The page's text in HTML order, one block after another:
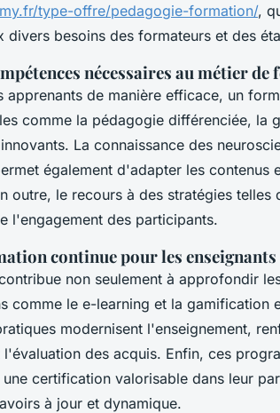
type-offre/pedagogie-formation/,
besoins des formateurs et des
nécessaires au métier
apprenants de manière efficace, un
comme la pédagogie différenciée, la
La connaissance des
également d'adapter les contenus
outre, le recours à des stratégies telles
l'engagement des participants.
continue pour les enseignants
non seulement à approfondir
comme le e-learning et la gamification
modernisent l'enseignement,
des acquis. Enfin, ces
certification valorisable dans leur
à jour et dynamique.